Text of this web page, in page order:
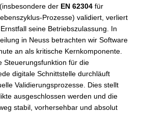
der EN 62304 für
Prozesse) validiert, verliert
seine Betriebszulassung. In
in Neuss betrachten wir Software
an als kritische Kernkomponente.
Steuerungsfunktion für die
digitale Schnittstelle durchläuft
Validierungsprozesse. Dies stellt
ausgeschlossen werden und die
stabil, vorhersehbar und absolut